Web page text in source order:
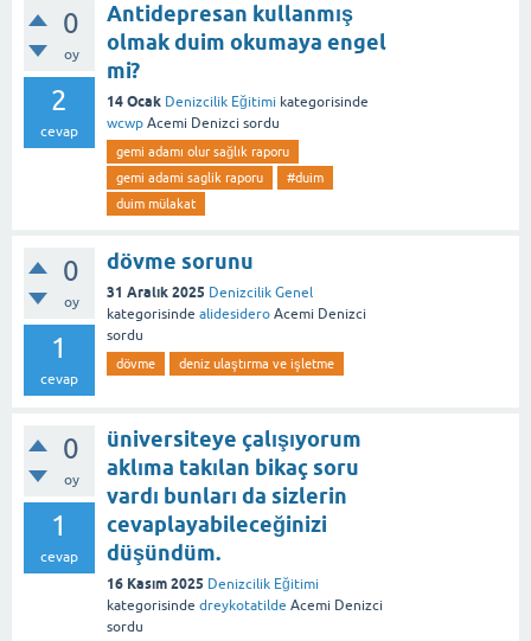
0
oy
2
cevap
Antidepresan kullanmış
olmak duim okumaya engel
mi?
14 Ocak Denizcilik Eğitimi kategorisinde
wcwp Acemi Denizci sordu
gemi adamı olur sağlık raporu
gemi adami saglik raporu
#duim
duim mülakat
0
oy
1
cevap
dövme sorunu
31 Aralık 2025 Denizcilik Genel
kategorisinde alidesidero Acemi Denizci
sordu
dövme deniz ulaştırma ve işletme
0
oy
1
cevap
üniversiteye çalışıyorum
aklıma takılan bikaç soru
vardı bunları da sizlerin
cevaplayabileceğinizi
düşündüm.
16 Kasım 2025 Denizcilik Eğitimi
kategorisinde dreykotatilde Acemi Denizci
sordu